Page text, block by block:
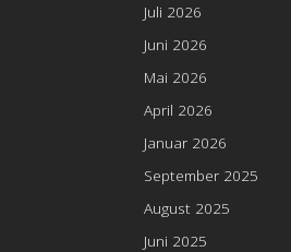
Juli 2026
Juni 2026
Mai 2026
April 2026
Januar 2026
September 2025
August 2025
Juni 2025